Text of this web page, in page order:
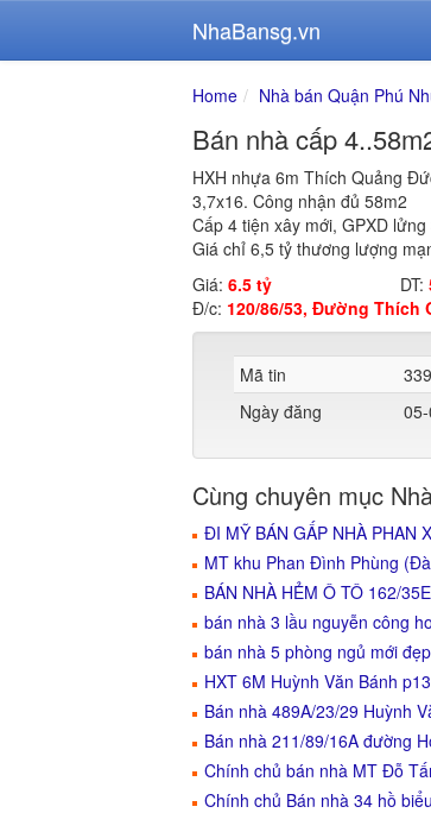
NhaBansg.vn
Home Nhà bán Quận Phú
Bán nhà cấp
HXH nhựa 6m Thích Quảng
3,7x16. Công nhận đủ 58m2
Cấp 4 tiện xây mới, GPXD lửng
Giá chỉ 6,5 tỷ thương lượng
Giá: 6.5 tỷ DT:
Đ/c: 120/86/53, Đường Thích
Mã tin
Ngày đăng
Cùng chuyên mục
ĐI MỸ BÁN GẤP NHÀ PHAN
MT khu Phan Đình Phùng
BÁN NHÀ HẺM Ô TÔ 162/
bán nhà 3 lầu nguyễn công
bán nhà 5 phòng ngủ mới
HXT 6M Huỳnh Văn Bánh
Bán nhà 489A/23/29 Huỳnh
Bán nhà 211/89/16A đường
Chính chủ bán nhà MT Đỗ
Chính chủ Bán nhà 34 hồ